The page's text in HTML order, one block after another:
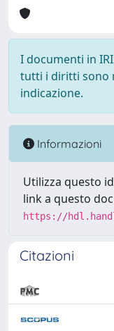
I documenti in
tutti i diritti sono
indicazione.
Informazioni
Utilizza questo
link a questo
https://
Citazioni